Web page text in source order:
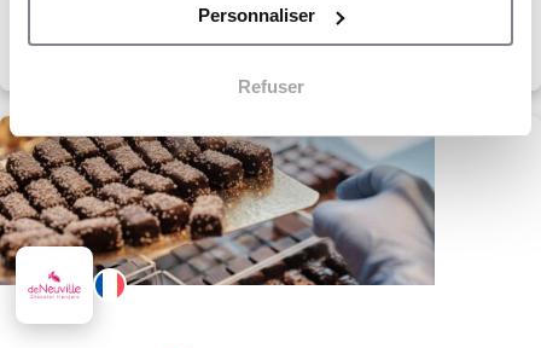
Personnaliser
Refuser